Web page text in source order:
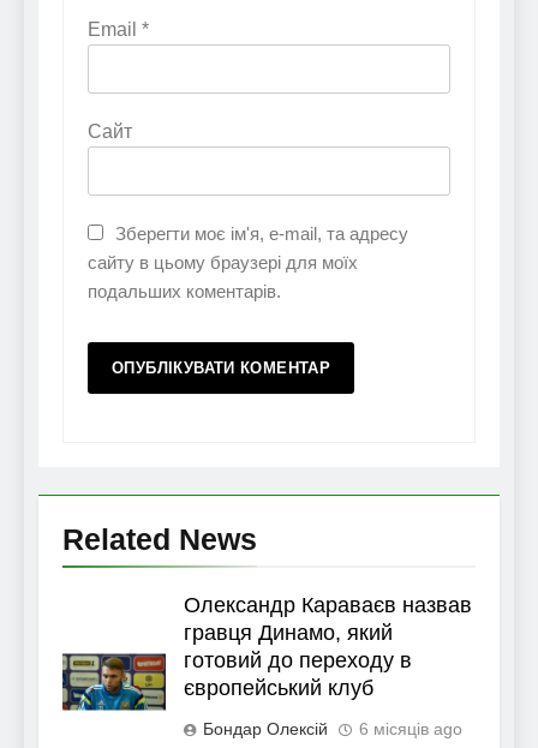
Email *
Сайт
Зберегти моє ім'я, e-mail, та адресу
сайту в цьому браузері для моїх
подальших коментарів.
Related News
Олександр Караваєв назвав
гравця Динамо, який
готовий до переходу в
європейський клуб
Бондар Олексій 6 місяців ago